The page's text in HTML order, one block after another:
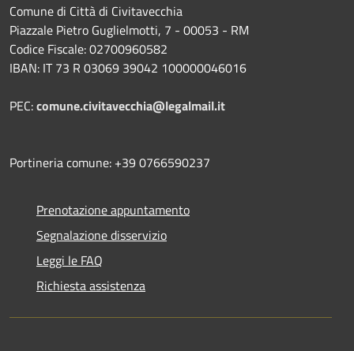
Comune di Città di Civitavecchia
Piazzale Pietro Guglielmotti, 7 - 00053 - RM
Codice Fiscale: 02700960582
IBAN: IT 73 R 03069 39042 100000046016
PEC:comune.civitavecchia@legalmail.it
Portineria comune: +39 0766590237
Prenotazione appuntamento
Segnalazione disservizio
Leggi le FAQ
Richiesta assistenza